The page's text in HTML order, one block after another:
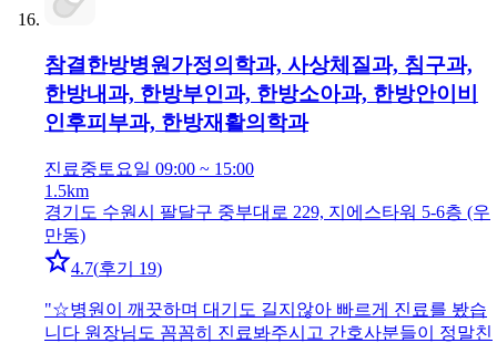
참결한방병원 가정의학과, 사상체질과, 침구과,
한방내과, 한방부인과, 한방소아과, 한방안이비
인후피부과, 한방재활의학과
진료중 토요일 09:00 ~ 15:00
1.5km
경기도 수원시 팔달구 중부대로 229, 지에스타워 5-6층 (우
만동)
4.7(후기 19)
"☆병원이 깨끗하며 대기도 길지않아 빠르게 진료를 봤습
니다 원장님도 꼼꼼히 진료봐주시고 간호사분들이 정말친